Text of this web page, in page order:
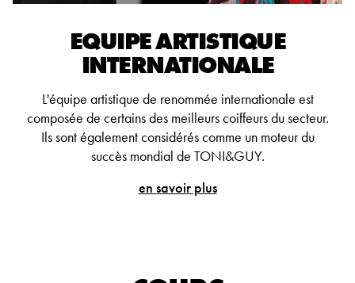
EQUIPE ARTISTIQUE
INTERNATIONALE
L'équipe artistique de renommée internationale est
composée de certains des meilleurs coiffeurs du secteur.
Ils sont également considérés comme un moteur du
succès mondial de TONI&GUY.
en savoir plus